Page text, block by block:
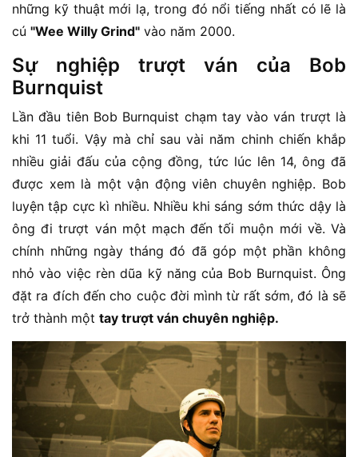
những kỹ thuật mới lạ, trong đó nổi tiếng nhất có lẽ là
cú "Wee Willy Grind" vào năm 2000.
Sự nghiệp trượt ván của Bob
Burnquist
Lần đầu tiên Bob Burnquist chạm tay vào ván trượt là
khi 11 tuổi. Vậy mà chỉ sau vài năm chinh chiến khắp
nhiều giải đấu của cộng đồng, tức lúc lên 14, ông đã
được xem là một vận động viên chuyên nghiệp. Bob
luyện tập cực kì nhiều. Nhiều khi sáng sớm thức dậy là
ông đi trượt ván một mạch đến tối muộn mới về. Và
chính những ngày tháng đó đã góp một phần không
nhỏ vào việc rèn dũa kỹ năng của Bob Burnquist. Ông
đặt ra đích đến cho cuộc đời mình từ rất sớm, đó là sẽ
trở thành một tay trượt ván chuyên nghiệp.